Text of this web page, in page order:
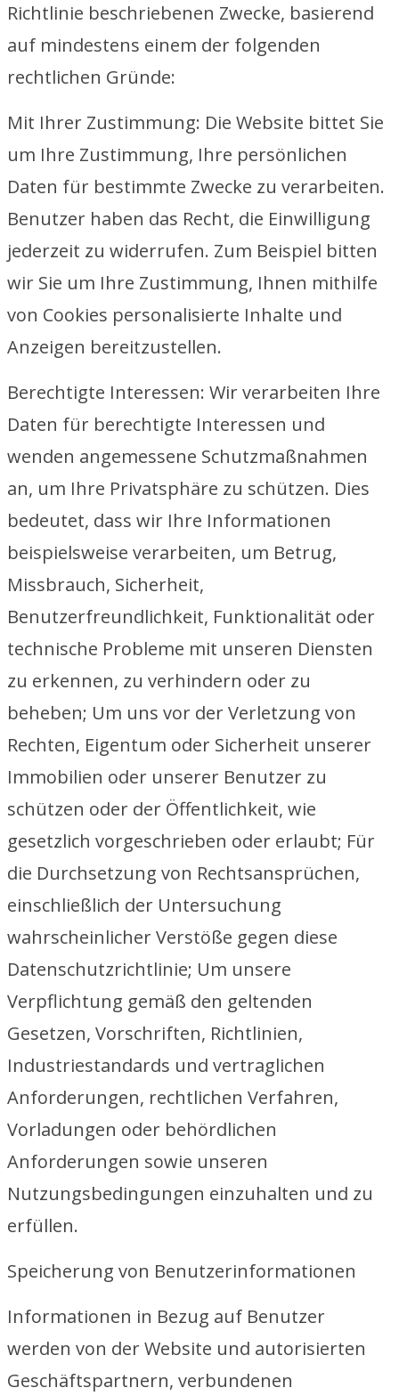
Richtlinie beschriebenen Zwecke, basierend
auf mindestens einem der folgenden
rechtlichen Gründe:
Mit Ihrer Zustimmung: Die Website bittet Sie
um Ihre Zustimmung, Ihre persönlichen
Daten für bestimmte Zwecke zu verarbeiten.
Benutzer haben das Recht, die Einwilligung
jederzeit zu widerrufen. Zum Beispiel bitten
wir Sie um Ihre Zustimmung, Ihnen mithilfe
von Cookies personalisierte Inhalte und
Anzeigen bereitzustellen.
Berechtigte Interessen: Wir verarbeiten Ihre
Daten für berechtigte Interessen und
wenden angemessene Schutzmaßnahmen
an, um Ihre Privatsphäre zu schützen. Dies
bedeutet, dass wir Ihre Informationen
beispielsweise verarbeiten, um Betrug,
Missbrauch, Sicherheit,
Benutzerfreundlichkeit, Funktionalität oder
technische Probleme mit unseren Diensten
zu erkennen, zu verhindern oder zu
beheben; Um uns vor der Verletzung von
Rechten, Eigentum oder Sicherheit unserer
Immobilien oder unserer Benutzer zu
schützen oder der Öffentlichkeit, wie
gesetzlich vorgeschrieben oder erlaubt; Für
die Durchsetzung von Rechtsansprüchen,
einschließlich der Untersuchung
wahrscheinlicher Verstöße gegen diese
Datenschutzrichtlinie; Um unsere
Verpflichtung gemäß den geltenden
Gesetzen, Vorschriften, Richtlinien,
Industriestandards und vertraglichen
Anforderungen, rechtlichen Verfahren,
Vorladungen oder behördlichen
Anforderungen sowie unseren
Nutzungsbedingungen einzuhalten und zu
erfüllen.
Speicherung von Benutzerinformationen
Informationen in Bezug auf Benutzer
werden von der Website und autorisierten
Geschäftspartnern, verbundenen